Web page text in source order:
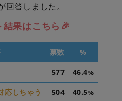
答しました。
果はこちら🎉
票数 %
577 46.4%
応しちゃう 504 40.5%